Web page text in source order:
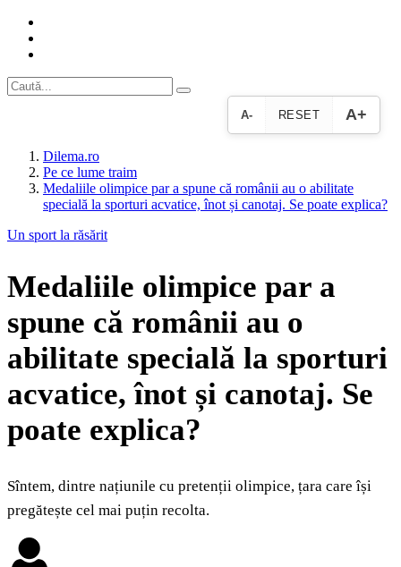
A- RESET A+
Dilema.ro
Pe ce lume traim
Medaliile olimpice par a spune că românii au o abilitate
specială la sporturi acvatice, înot și canotaj. Se poate explica?
Un sport la răsărit
Medaliile olimpice par a
spune că românii au o
abilitate specială la sporturi
acvatice, înot și canotaj. Se
poate explica?
Sîntem, dintre națiunile cu pretenții olimpice, țara care își
pregătește cel mai puțin recolta.